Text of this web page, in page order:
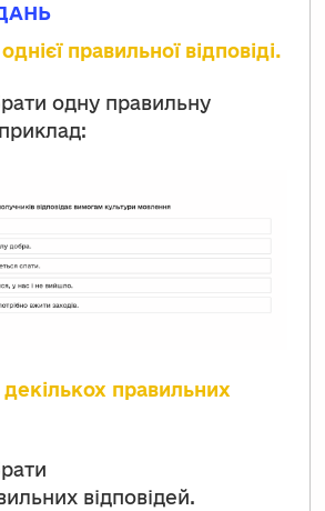
правильної відповіді.
одну правильну
правильних
відповідей.